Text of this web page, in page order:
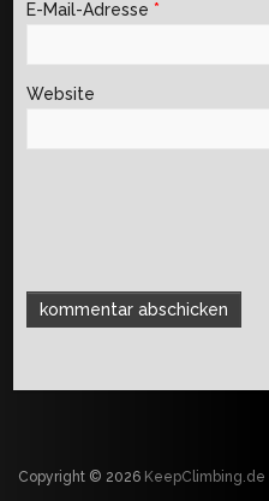
E-Mail-Adresse *
Website
Copyright © 2026 KeepClimbing.de